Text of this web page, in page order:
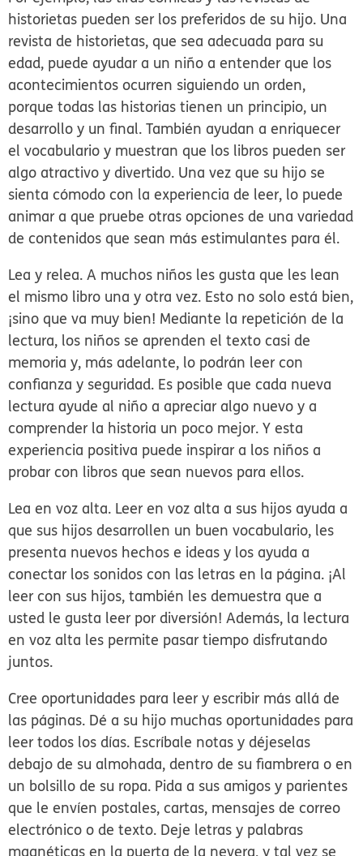
historietas pueden ser los preferidos de su hijo. Una
revista de historietas, que sea adecuada para su
edad, puede ayudar a un niño a entender que los
acontecimientos ocurren siguiendo un orden,
porque todas las historias tienen un principio, un
desarrollo y un final. También ayudan a enriquecer
el vocabulario y muestran que los libros pueden ser
algo atractivo y divertido. Una vez que su hijo se
sienta cómodo con la experiencia de leer, lo puede
animar a que pruebe otras opciones de una variedad
de contenidos que sean más estimulantes para él.
Lea y relea. A muchos niños les gusta que les lean
el mismo libro una y otra vez. Esto no solo está bien,
¡sino que va muy bien! Mediante la repetición de la
lectura, los niños se aprenden el texto casi de
memoria y, más adelante, lo podrán leer con
confianza y seguridad. Es posible que cada nueva
lectura ayude al niño a apreciar algo nuevo y a
comprender la historia un poco mejor. Y esta
experiencia positiva puede inspirar a los niños a
probar con libros que sean nuevos para ellos.
Lea en voz alta. Leer en voz alta a sus hijos ayuda a
que sus hijos desarrollen un buen vocabulario, les
presenta nuevos hechos e ideas y los ayuda a
conectar los sonidos con las letras en la página. ¡Al
leer con sus hijos, también les demuestra que a
usted le gusta leer por diversión! Además, la lectura
en voz alta les permite pasar tiempo disfrutando
juntos.
Cree oportunidades para leer y escribir más allá de
las páginas. Dé a su hijo muchas oportunidades para
leer todos los días. Escríbale notas y déjeselas
debajo de su almohada, dentro de su fiambrera o en
un bolsillo de su ropa. Pida a sus amigos y parientes
que le envíen postales, cartas, mensajes de correo
electrónico o de texto. Deje letras y palabras
magnéticas en la puerta de la nevera, y tal vez se